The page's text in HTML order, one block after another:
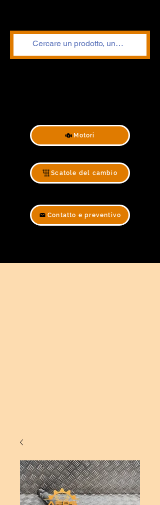
Motori
Scatole del cambio
Contatto e preventivo